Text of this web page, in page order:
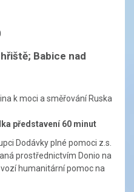
Babice nad
k moci a směřování Ruska
představení 60 minut
Dodávky plné pomoci z.s.
prostřednictvím Donio na
humanitární pomoc na